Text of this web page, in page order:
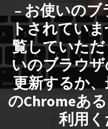
– お使いの
トされてい
覧していた
いのブラウ
更新するか
のChromeあ
利用く